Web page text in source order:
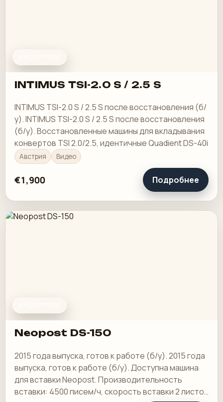
INTIMUS TSI-2.0 S / 2.5 S
INTIMUS TSI-2.0 S / 2.5 S после восстановления (б/
у). INTIMUS TSI-2.0 S / 2.5 S после восстановления
(б/у). Восстановленные машины для вкладывания
конвертов TSI 2.0/2.5, идентичные Quadient DS-40i
Австрия Видео
€1,900 Подробнее
Neopost DS-150
2015 года выпуска, готов к работе (б/у). 2015 года
выпуска, готов к работе (б/у). Доступна машина
для вставки Neopost. Производительность
вставки: 4500 писем/ч, скорость вставки 2 листов